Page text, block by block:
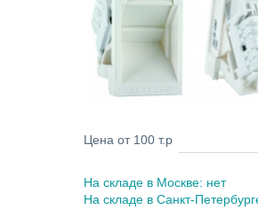
Цена от 100 т.р
На складе в Москве: нет
На складе в Санкт-